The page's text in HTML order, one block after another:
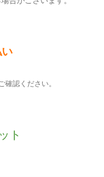
認ください。
ト